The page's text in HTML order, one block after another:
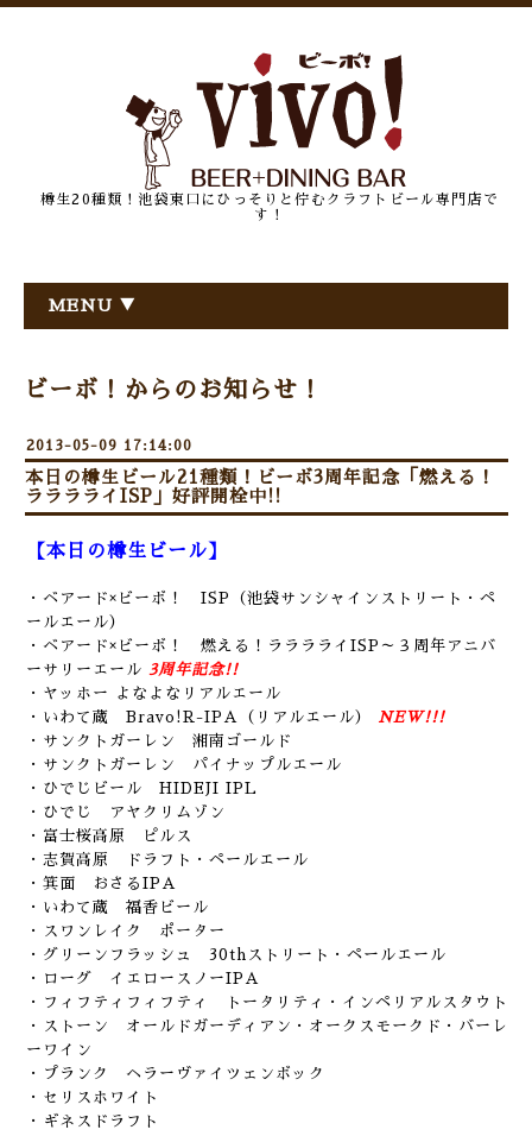
樽生20種類！池袋東口にひっそりと佇むクラフトビール専門店で
す！
MENU ▼
ビーボ！からのお知らせ！
2013-05-09 17:14:00
本日の樽生ビール21種類！ビーボ3周年記念「燃える！
ラララライISP」好評開栓中!!
【本日の樽生ビール】
・ベアード×ビーボ！ ISP（池袋サンシャインストリート・ペ
ールエール）
・ベアード×ビーボ！ 燃える！ラララライISP～３周年アニバ
ーサリーエール 3周年記念!!
・ヤッホー よなよなリアルエール
・いわて蔵 Bravo!R-IPA（リアルエール）
NEW!!!
・サンクトガーレン 湘南ゴールド
・サンクトガーレン パイナップルエール
・ひでじビール HIDEJI IPL
・ひでじ アヤクリムゾン
・富士桜高原 ピルス
・志賀高原 ドラフト・ペールエール
・箕面 おさるIPA
・いわて蔵 福香ビール
・スワンレイク ポーター
・グリーンフラッシュ 30thストリート・ペールエール
・ローグ イエロースノーIPA
・フィフティフィフティ トータリティ・インペリアルスタウト
・ストーン オールドガーディアン・オークスモークド・バーレ
ーワイン
・プランク ヘラーヴァイツェンボック
・セリスホワイト
・ギネスドラフト